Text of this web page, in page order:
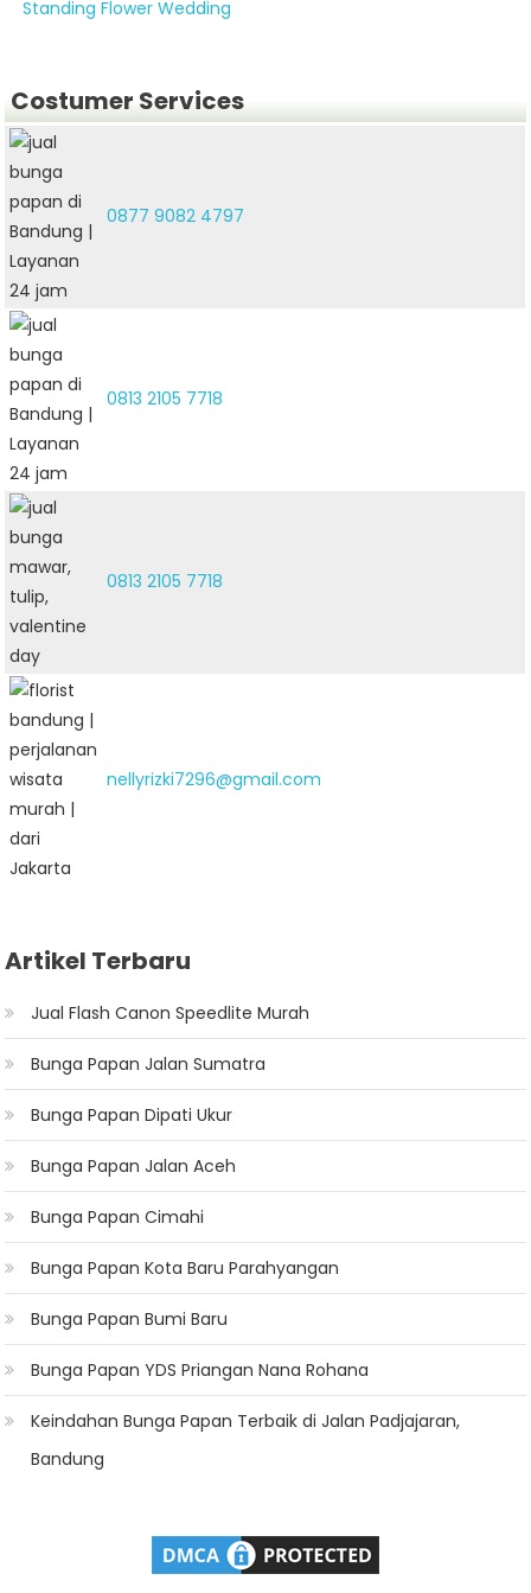
Standing Flower Wedding
Costumer Services
0877 9082 4797
0813 2105 7718
0813 2105 7718
nellyrizki7296@gmail.com
Artikel Terbaru
Jual Flash Canon Speedlite Murah
Bunga Papan Jalan Sumatra
Bunga Papan Dipati Ukur
Bunga Papan Jalan Aceh
Bunga Papan Cimahi
Bunga Papan Kota Baru Parahyangan
Bunga Papan Bumi Baru
Bunga Papan YDS Priangan Nana Rohana
Keindahan Bunga Papan Terbaik di Jalan Padjajaran,
Bandung